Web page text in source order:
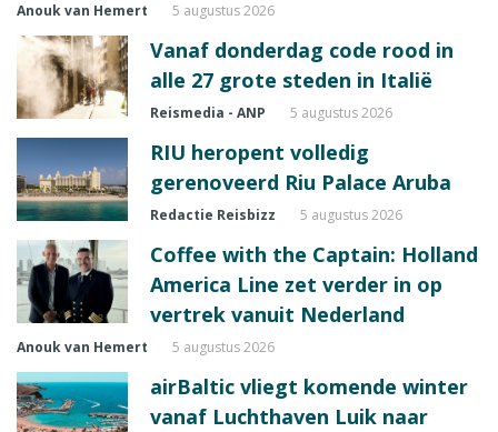
Anouk van Hemert 5 augustus 2026
Vanaf donderdag code rood in
alle 27 grote steden in Italië
Reismedia - ANP 5 augustus 2026
RIU heropent volledig
gerenoveerd Riu Palace Aruba
Redactie Reisbizz 5 augustus 2026
Coffee with the Captain: Holland
America Line zet verder in op
vertrek vanuit Nederland
Anouk van Hemert 5 augustus 2026
airBaltic vliegt komende winter
vanaf Luchthaven Luik naar